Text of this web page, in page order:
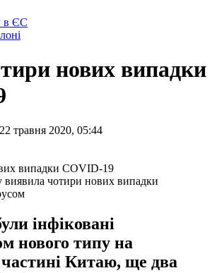
в ЄС
нових випадки
травня 2020, 05:44
виявила чотири нових випадки
інфіковані
нового типу на
Китаю, ще два